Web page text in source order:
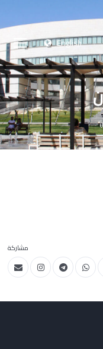
English
مشاركة